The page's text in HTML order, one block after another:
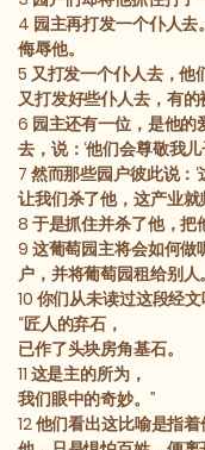
4 园主再打发一个仆人
侮辱他。
5 又打发一个仆人去，他
又打发好些仆人去，有的
6 园主还有一位，是他
去，说：‘他们会尊敬我儿
7 然而那些园户彼此说：
让我们杀了他，这产业就
8 于是抓住并杀了他，把
9 这葡萄园主将会如何做
户，并将葡萄园租给别人。
10 你们从未读过这段经文
“匠人的弃石，
已作了头块房角基石。
11 这是主的所为，
我们眼中的奇妙。”
12他们看出这比喻是指